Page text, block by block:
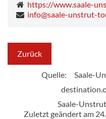
https://www.saale-
info@saale-unstrut-
Zurück
Quelle:
Saale-
Saale-
Zuletzt geändert am